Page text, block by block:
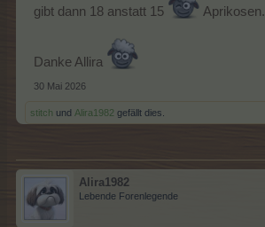
gibt dann 18 anstatt 15 Aprikosen.
Danke Allira
30 Mai 2026
stitch und Alira1982 gefällt dies.
Alira1982
Lebende Forenlegende